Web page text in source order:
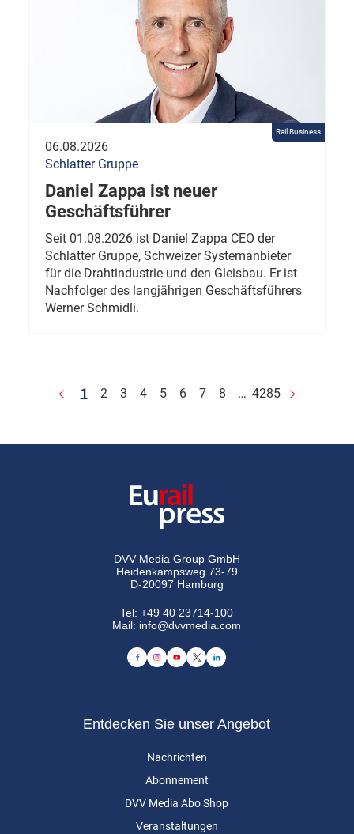
Rail Business
06.08.2026
Schlatter Gruppe
Daniel Zappa ist neuer
Geschäftsführer
Seit 01.08.2026 ist Daniel Zappa CEO der
Schlatter Gruppe, Schweizer Systemanbieter
für die Drahtindustrie und den Gleisbau. Er ist
Nachfolger des langjährigen Geschäftsführers
Werner Schmidli.
1 2 3 4 5 6 7 8 … 4285
DVV Media Group GmbH
Heidenkampsweg 73-79
D-20097 Hamburg
Tel:+49 40 23714-100
Mail: info@dvvmedia.com
Entdecken Sie unser Angebot
Nachrichten
Abonnement
DVV Media Abo Shop
Veranstaltungen